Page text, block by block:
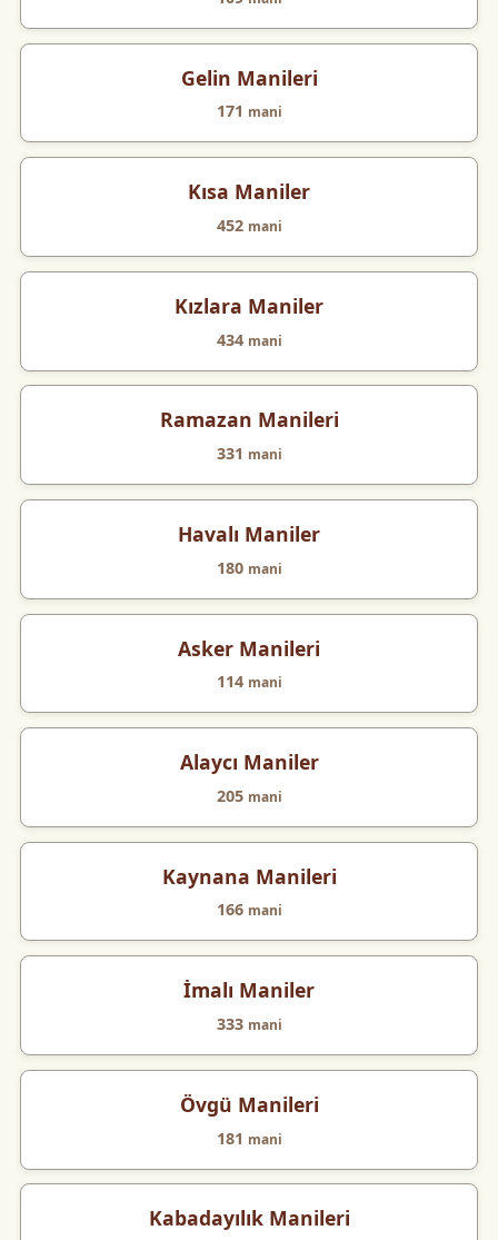
Gelin Manileri
171 mani
Kısa Maniler
452 mani
Kızlara Maniler
434 mani
Ramazan Manileri
331 mani
Havalı Maniler
180 mani
Asker Manileri
114 mani
Alaycı Maniler
205 mani
Kaynana Manileri
166 mani
İmalı Maniler
333 mani
Övgü Manileri
181 mani
Kabadayılık Manileri